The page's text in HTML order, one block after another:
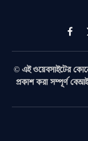
© এই ওয়েবসাইটের
প্রকাশ করা সম্পূর্ণ